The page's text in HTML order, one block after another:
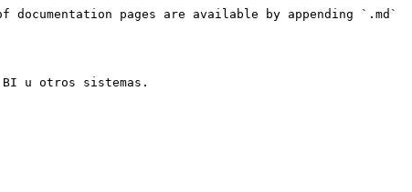
pages are available by appending `.md`
u otros sistemas.